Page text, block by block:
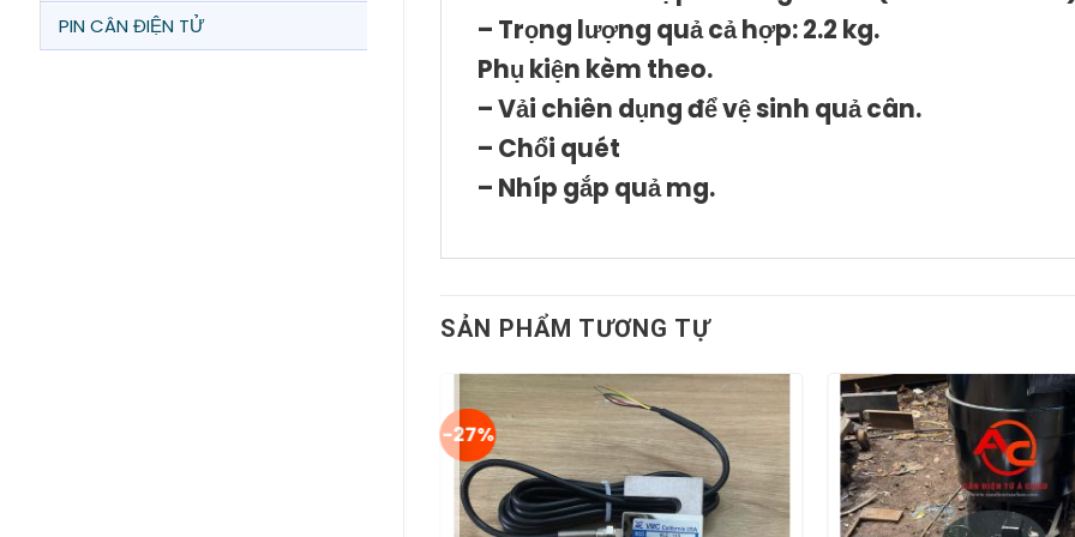
PIN CÂN ĐIỆN TỬ
– Trọng lượng quả cả hợp: 2.2 kg.
Phụ kiện kèm theo.
– Vải chiên dụng để vệ sinh quả cân.
– Chổi quét
– Nhíp gắp quả mg.
SẢN PHẨM TƯƠNG TỰ
-27%